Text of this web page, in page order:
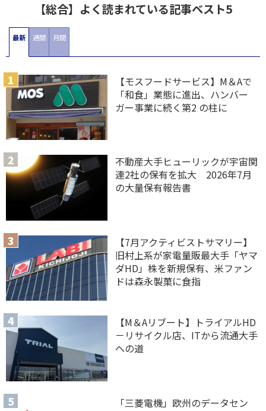
【総合】よく読まれている記事ベスト5
最新 週間 月間
【モスフードサービス】M＆Aで
「和食」業態に進出、ハンバー
ガー事業に続く第2 の柱に
不動産大手ヒューリックが宇宙関
連2社の保有を拡大 2026年7月
の大量保有報告書
【7月アクティビストサマリー】
旧村上系が家電量販最大手「ヤマ
ダHD」株を新規保有、米ファン
ドは森永製菓に食指
【M＆Aリブート】トライアルHD
－リサイクル店、ITから流通大手
への道
「三菱電機」欧州のデータセン